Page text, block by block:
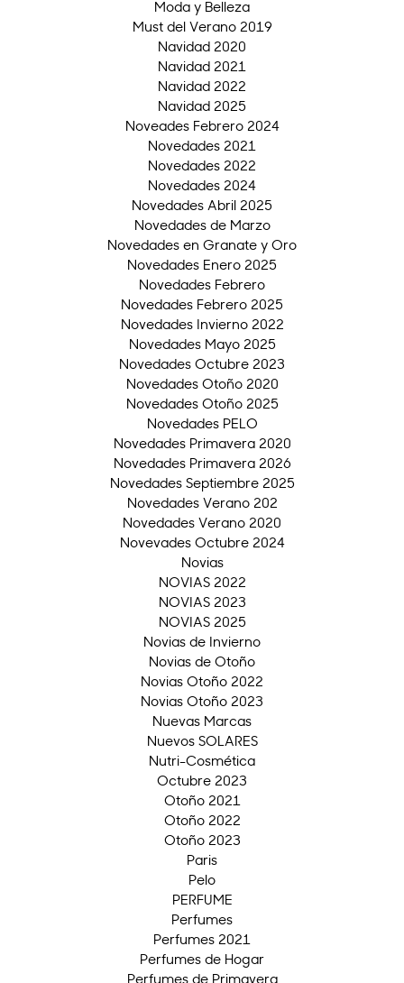
Moda y Belleza
Must del Verano 2019
Navidad 2020
Navidad 2021
Navidad 2022
Navidad 2025
Noveades Febrero 2024
Novedades 2021
Novedades 2022
Novedades 2024
Novedades Abril 2025
Novedades de Marzo
Novedades en Granate y Oro
Novedades Enero 2025
Novedades Febrero
Novedades Febrero 2025
Novedades Invierno 2022
Novedades Mayo 2025
Novedades Octubre 2023
Novedades Otoño 2020
Novedades Otoño 2025
Novedades PELO
Novedades Primavera 2020
Novedades Primavera 2026
Novedades Septiembre 2025
Novedades Verano 202
Novedades Verano 2020
Novevades Octubre 2024
Novias
NOVIAS 2022
NOVIAS 2023
NOVIAS 2025
Novias de Invierno
Novias de Otoño
Novias Otoño 2022
Novias Otoño 2023
Nuevas Marcas
Nuevos SOLARES
Nutri-Cosmética
Octubre 2023
Otoño 2021
Otoño 2022
Otoño 2023
Paris
Pelo
PERFUME
Perfumes
Perfumes 2021
Perfumes de Hogar
Perfumes de Primavera